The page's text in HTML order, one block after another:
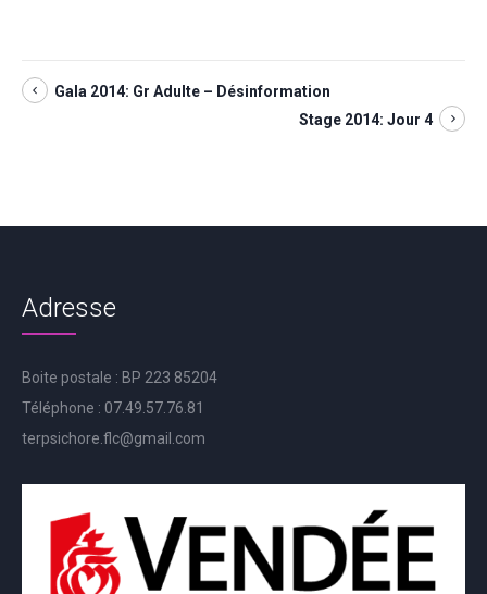
Gala 2014: Gr Adulte – Désinformation
Stage 2014: Jour 4
Adresse
Boite postale : BP 223 85204
Téléphone : 07.49.57.76.81
terpsichore.flc@gmail.com